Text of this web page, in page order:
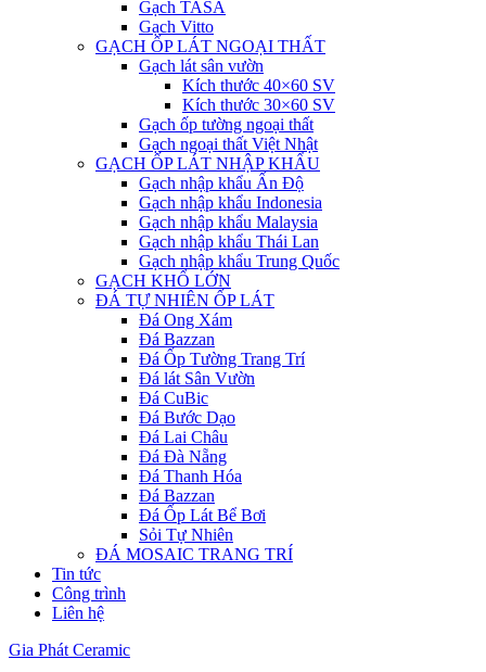
Gạch TASA
Gạch Vitto
GẠCH ỐP LÁT NGOẠI THẤT
Gạch lát sân vườn
Kích thước 40×60 SV
Kích thước 30×60 SV
Gạch ốp tường ngoại thất
Gạch ngoại thất Việt Nhật
GẠCH ỐP LÁT NHẬP KHẨU
Gạch nhập khẩu Ấn Độ
Gạch nhập khẩu Indonesia
Gạch nhập khẩu Malaysia
Gạch nhập khẩu Thái Lan
Gạch nhập khẩu Trung Quốc
GẠCH KHỔ LỚN
ĐÁ TỰ NHIÊN ỐP LÁT
Đá Ong Xám
Đá Bazzan
Đá Ốp Tường Trang Trí
Đá lát Sân Vườn
Đá CuBic
Đá Bước Dạo
Đá Lai Châu
Đá Đà Nẵng
Đá Thanh Hóa
Đá Bazzan
Đá Ốp Lát Bể Bơi
Sỏi Tự Nhiên
ĐÁ MOSAIC TRANG TRÍ
Tin tức
Công trình
Liên hệ
Gia Phát Ceramic